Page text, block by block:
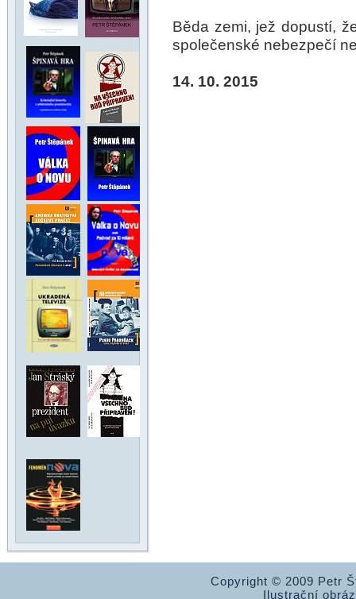
Běda zemi, jež dopustí,
společenské nebezpečí
14. 10. 2015
Copyright © 2009 Petr
Ilustrační